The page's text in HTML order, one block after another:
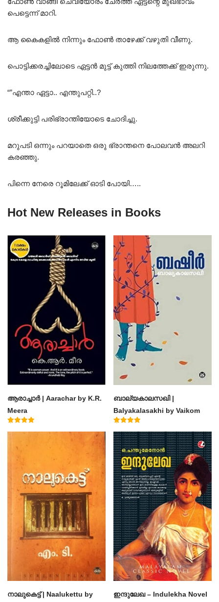
പെട്ടെന്ന് മാറി.
ആ കൈകളിൽ നിന്നും ഫോൺ താഴേക്ക് വഴുതി വീണു.
പൊട്ടിക്കരച്ചിലോടെ ഏട്ടൻ മുട്ട് കുത്തി നിലത്തേക്ക് ഇരുന്നു.
“”എന്താ ഏട്ടാ.. എന്തുപറ്റി..?
ശ്രീക്കുട്ടി പരിഭ്രാന്തിയോടെ ചോദിച്ചു.
മറുപടി ഒന്നും പറയാതെ ഒരു ഭ്രാന്തനെ പോലവൻ അലറി
കരഞ്ഞു.
പിന്നെ നേരെ റൂമിലേക്ക് ഓടി പോയി…..
Hot New Releases in Books
ആരാച്ചാര്‍ | Aarachar by K.R.
Meera
ബാല്യകാലസഖി |
Balyakalasakhi by Vaikom
Muhammad Basheer
4.60
out of 5
നാലുകെട്ട് | Naalukettu by
ഇന്ദുലേഖ – Indulekha Novel